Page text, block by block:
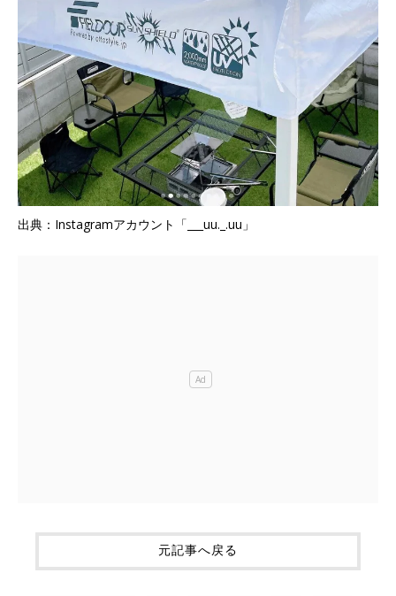
出典：Instagramアカウント「___uu._.uu」
元記事へ戻る